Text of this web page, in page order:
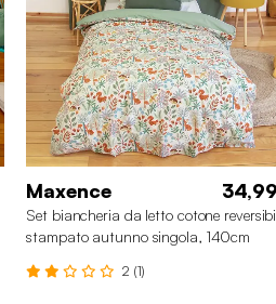
Maxence
Set biancheria da letto cotone
stampato autunno singola, 140cm
2 (1)